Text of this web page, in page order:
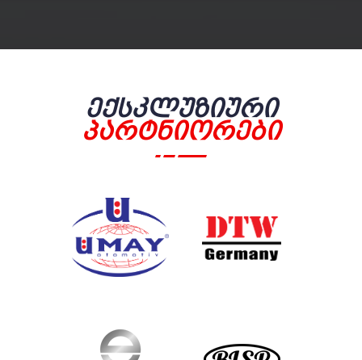
Ექსკლუზიური
Პარტნიორები